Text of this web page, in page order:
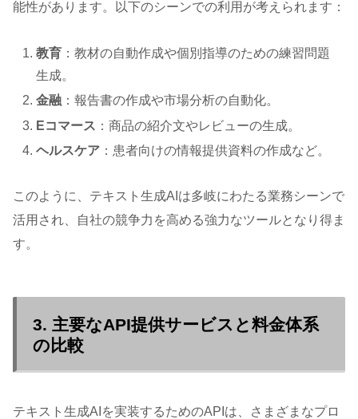
能性があります。以下のシーンでの利用が考えられます：
教育 ：教材の自動作成や個別指導のための練習問題
生成。
金融 ：報告書の作成や市場分析の自動化。
Eコマース ：商品の紹介文やレビューの生成。
ヘルスケア ：患者向けの情報提供資料の作成など。
このように、テキスト生成AIは多岐にわたる業務シーンで
活用され、自社の競争力を高める強力なツールとなり得ま
す。
3. 主要なAPI提供サービスと料金体系
の比較
テキスト生成AIを実装するためのAPIは、さまざまなプロ